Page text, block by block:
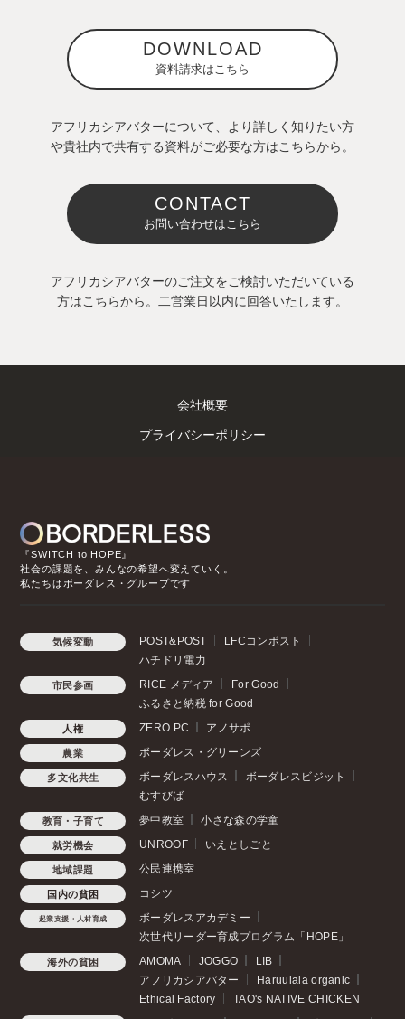
DOWNLOAD
資料請求はこちら
アフリカシアバターについて、より詳しく知りたい方
や貴社内で共有する資料がご必要な方はこちらから。
CONTACT
お問い合わせはこちら
アフリカシアバターのご注文をご検討いただいている
方はこちらから。二営業日以内に回答いたします。
会社概要
プライバシーポリシー
『SWITCH to HOPE』
社会の課題を、みんなの希望へ変えていく。
私たちはボーダレス・グループです
気候変動 POST&POST
LFCコンポスト
ハチドリ電力
市民参画 RICE メディア
For Good
ふるさと納税 for Good
人権 ZERO PC アノサポ
農業 ボーダレス・グリーンズ
多文化共生 ボーダレスハウス
ボーダレスビジット
むすびば
教育・子育て 夢中教室 小さな森の学童
就労機会 UNROOF いえとしごと
地域課題 公民連携室
国内の貧困 コシツ
起業支援・人材育成
ボーダレスアカデミー
次世代リーダー育成プログラム「HOPE」
海外の貧困 AMOMA JOGGO
LIB
アフリカシアバター
Haruulala organic
Ethical Factory
TAO's NATIVE CHICKEN